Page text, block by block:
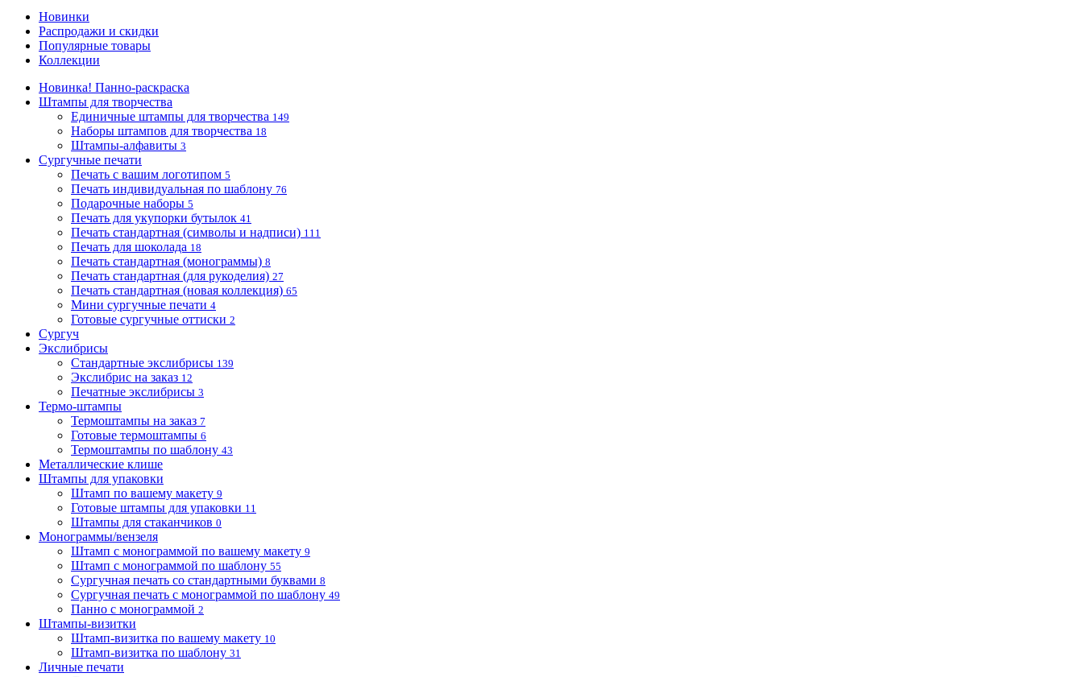
Новинки
Распродажи и скидки
Популярные товары
Коллекции
Новинка! Панно-раскраска
Штампы для творчества
Единичные штампы для творчества 149
Наборы штампов для творчества 18
Штампы-алфавиты 3
Сургучные печати
Печать с вашим логотипом 5
Печать индивидуальная по шаблону 76
Подарочные наборы 5
Печать для укупорки бутылок 41
Печать стандартная (символы и надписи) 111
Печать для шоколада 18
Печать стандартная (монограммы) 8
Печать стандартная (для рукоделия) 27
Печать стандартная (новая коллекция) 65
Мини сургучные печати 4
Готовые сургучные оттиски 2
Сургуч
Экслибрисы
Стандартные экслибрисы 139
Экслибрис на заказ 12
Печатные экслибрисы 3
Термо-штампы
Термоштампы на заказ 7
Готовые термоштампы 6
Термоштампы по шаблону 43
Металлические клише
Штампы для упаковки
Штамп по вашему макету 9
Готовые штампы для упаковки 11
Штампы для стаканчиков 0
Монограммы/вензеля
Штамп с монограммой по вашему макету 9
Штамп с монограммой по шаблону 55
Сургучная печать со стандартными буквами 8
Сургучная печать с монограммой по шаблону 49
Панно с монограммой 2
Штампы-визитки
Штамп-визитка по вашему макету 10
Штамп-визитка по шаблону 31
Личные печати